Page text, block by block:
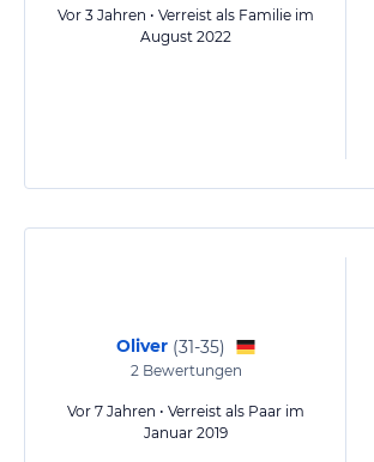
Vor 3 Jahren • Verreist als Familie im
August 2022
Oliver (31-35)
2Bewertungen
Vor 7 Jahren • Verreist als Paar im
Januar 2019